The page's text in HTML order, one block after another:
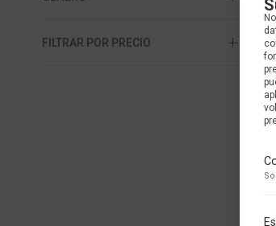
FILTRAR POR PRECIO